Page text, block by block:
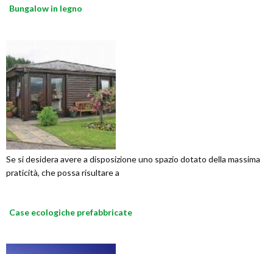
Bungalow in legno
Se si desidera avere a disposizione uno spazio dotato della massima
praticità, che possa risultare a
Case ecologiche prefabbricate